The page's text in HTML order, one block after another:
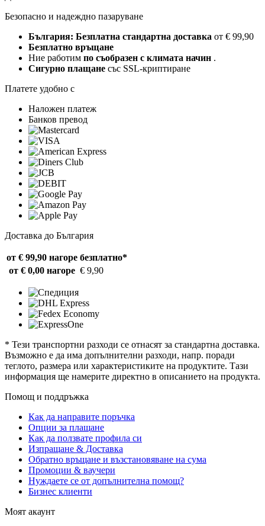
Безопасно и надеждно пазаруване
България: Безплатна стандартна доставка от € 99,90
Безплатно връщане
Ние работим по съобразен с климата начин .
Сигурно плащане със SSL-криптиране
Платете удобно с
Наложен платеж
Банков превод
Доставка до България
от € 99,90 нагоре безплатно*
от € 0,00 нагоре € 9,90
* Тези транспортни разходи се отнасят за стандартна доставка.
Възможно е да има допълнителни разходи, напр. поради
теглото, размера или характеристиките на продуктите. Тази
информация ще намерите директно в описанието на продукта.
Помощ и поддръжка
Как да направите поръчка
Опции за плащане
Как да ползвате профила си
Изпращане & Доставка
Обратно връщане и възстановяване на сума
Промоции & ваучери
Нуждаете се от допълнителна помощ?
Бизнес клиенти
Моят акаунт